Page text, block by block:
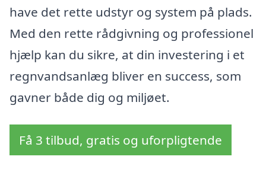
have det rette udstyr og system på plads.
Med den rette rådgivning og professionel
hjælp kan du sikre, at din investering i et
regnvandsanlæg bliver en success, som
gavner både dig og miljøet.
Få 3 tilbud, gratis og uforpligtende